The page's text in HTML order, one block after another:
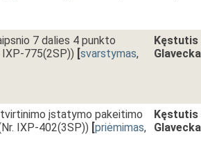
7 dalies 4 punkto
IXP-775(2SP)) [svarstymas,
Kęstutis
įstatymo pakeitimo
IXP-402(3SP)) [priėmimas,
Kęstutis